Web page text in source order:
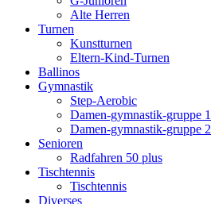
Alte Herren
Turnen
Kunstturnen
Eltern-Kind-Turnen
Ballinos
Gymnastik
Step-Aerobic
Damen-gymnastik-gruppe 1
Damen-gymnastik-gruppe 2
Senioren
Radfahren 50 plus
Tischtennis
Tischtennis
Diverses